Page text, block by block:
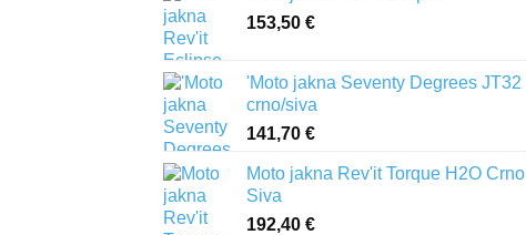
153,50 €
'Moto jakna Seventy Degrees JT32
crno/siva
141,70 €
Moto jakna Rev'it Torque H2O Crno
Siva
192,40 €